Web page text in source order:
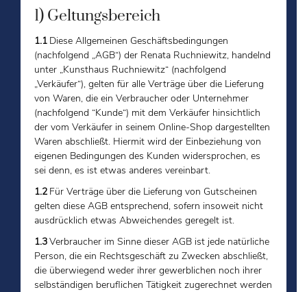
1) Geltungsbereich
1.1 Diese Allgemeinen Geschäftsbedingungen
(nachfolgend „AGB“) der Renata Ruchniewitz, handelnd
unter „Kunsthaus Ruchniewitz“ (nachfolgend
„Verkäufer“), gelten für alle Verträge über die Lieferung
von Waren, die ein Verbraucher oder Unternehmer
(nachfolgend “Kunde“) mit dem Verkäufer hinsichtlich
der vom Verkäufer in seinem Online-Shop dargestellten
Waren abschließt. Hiermit wird der Einbeziehung von
eigenen Bedingungen des Kunden widersprochen, es
sei denn, es ist etwas anderes vereinbart.
1.2 Für Verträge über die Lieferung von Gutscheinen
gelten diese AGB entsprechend, sofern insoweit nicht
ausdrücklich etwas Abweichendes geregelt ist.
1.3Verbraucher im Sinne dieser AGB ist jede natürliche
Person, die ein Rechtsgeschäft zu Zwecken abschließt,
die überwiegend weder ihrer gewerblichen noch ihrer
selbständigen beruflichen Tätigkeit zugerechnet werden